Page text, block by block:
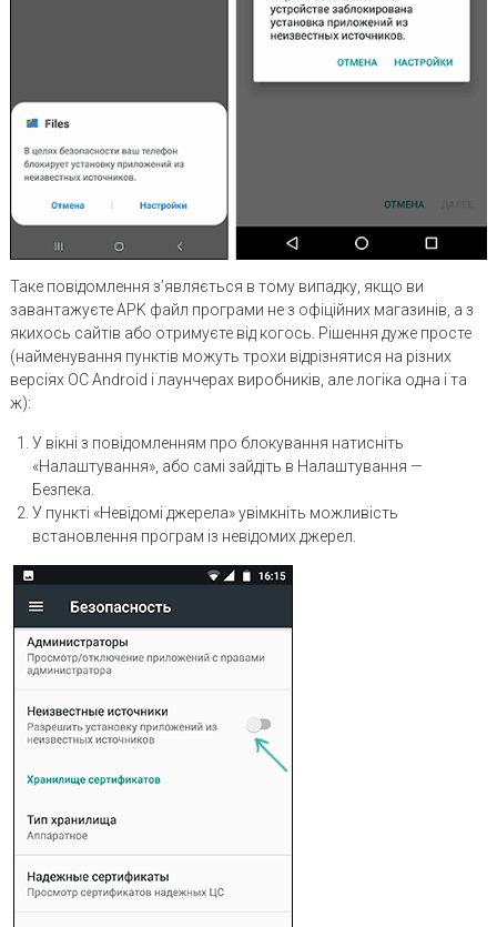
Таке повідомлення з’являється в тому випадку, якщо ви
завантажуєте APK файл програми не з офіційних магазинів, а з
якихось сайтів або отримуєте від когось. Рішення дуже просте
(найменування пунктів можуть трохи відрізнятися на різних
версіях ОС Android і лаунчерах виробників, але логіка одна і та
ж):
У вікні з повідомленням про блокування натисніть
«Налаштування», або самі зайдіть в Налаштування —
Безпека.
У пункті «Невідомі джерела» увімкніть можливість
встановлення програм із невідомих джерел.